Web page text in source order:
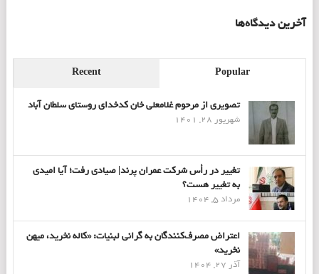
آخرین دیدگاه‌ها
Popular
Recent
تصویری از مرحوم غلامعلی خان کدخدای روستای سلطان آباد
شهریور 28, 1401
تغییر در رأس شرکت عمران پرند| صیادی رفت؛ آیا امیدی
به تغییر هست؟
مرداد 5, 1404
اعتراض مصرف‌کنندگان به گرانی لبنیات: «کاله نخرید، میهن
نخرید»
آذر 27, 1404